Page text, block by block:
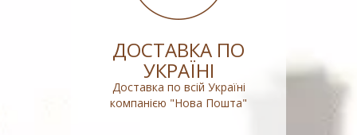
ДОСТАВКА ПО
УКРАЇНІ
Доставка по всій Україні
компанією "Нова Пошта"